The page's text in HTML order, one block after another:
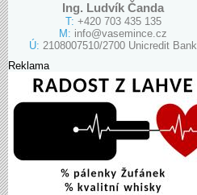
Ing. Ludvík Čanda
T: +420 703 435 135
M: info@vasemince.cz
Ú: 2108007510/2700 Unicredit Bank
Reklama